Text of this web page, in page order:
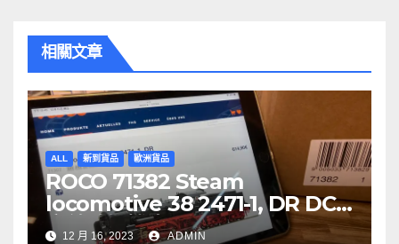
覽
相關文章
ALL 新到貨品 歐洲貨品
ROCO 71382 Steam
locomotive 38 2471-1, DR DCC
音效噴煙機車
12 月 16, 2023 ADMIN